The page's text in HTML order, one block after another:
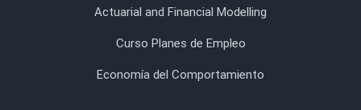
Actuarial and Financial Modelling
Curso Planes de Empleo
Economía del Comportamiento